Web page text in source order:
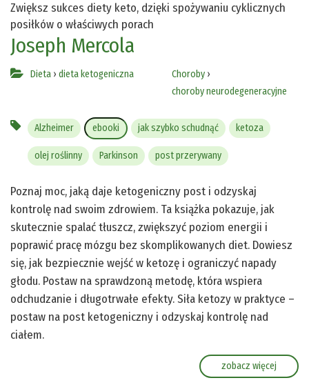
Zwiększ sukces diety keto, dzięki spożywaniu cyklicznych
posiłków o właściwych porach
Joseph Mercola
Dieta › dieta ketogeniczna Choroby›
choroby neurodegeneracyjne
Alzheimer ebooki jak szybko schudnąć ketoza
olej roślinny Parkinson post przerywany
Poznaj moc, jaką daje ketogeniczny post i odzyskaj
kontrolę nad swoim zdrowiem. Ta książka pokazuje, jak
skutecznie spalać tłuszcz, zwiększyć poziom energii i
poprawić pracę mózgu bez skomplikowanych diet. Dowiesz
się, jak bezpiecznie wejść w ketozę i ograniczyć napady
głodu. Postaw na sprawdzoną metodę, która wspiera
odchudzanie i długotrwałe efekty. Siła ketozy w praktyce –
postaw na post ketogeniczny i odzyskaj kontrolę nad
ciałem.
zobacz więcej